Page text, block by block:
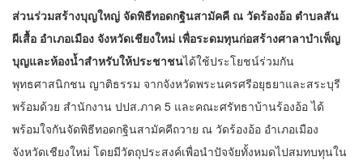
ส่วนร่วมสร้างบุญใหญ่ จัดพิธีทอดกฐินสามัคคี ณ วัดร้องอ้อ ตำบลสัน
ผีเสื้อ อำเภอเมือง จังหวัดเชียงใหม่ เพื่อระดมทุนก่อสร้างศาลาบำเพ็ญ
บุญและห้องน้ำสำหรับให้ประชาชนได้ใช้ประโยชน์ร่วมกัน
พุทธศาสนิกชน ญาติธรรม จากจังหวัดพระนครศรีอยุธยาและสระบุรี
พร้อมด้วย สำนักงาน ปปส.ภาค 5 และคณะศรัทธาบ้านร้องอ้อ ได้
พร้อมใจกันจัดพิธีทอดกฐินสามัคคีถวาย ณ วัดร้องอ้อ อำเภอเมือง
จังหวัดเชียงใหม่ โดยมีวัตถุประสงค์เพื่อนำปัจจัยทั้งหมดไปสมทบทุนใน